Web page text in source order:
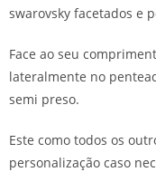
swarovsky facetados e
Face ao seu
lateralmente no
semi preso.
Este como todos os
personalização caso